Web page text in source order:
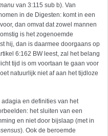
van 3:115 sub b). Van
in de Digesten: komt in een
dan omvat dat zowel mannen
is het zogenoemde
hij, dan is daarmee doorgaans op
6:162 BW leest, zal het belang
tijd is om voortaan te gaan voor
natuurlijk niet af aan het tijdloze
en definities van het
het sluiten van een
en niet door bijslaap (met in
). Ook de beroemde